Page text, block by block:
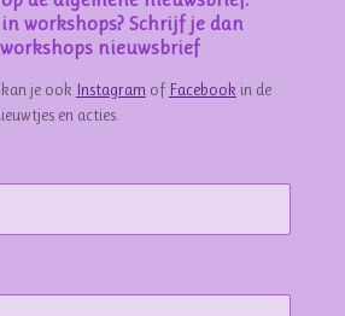
workshops? Schrijf je dan
nieuwsbrief
je ook Instagram of Facebook in de
en acties.